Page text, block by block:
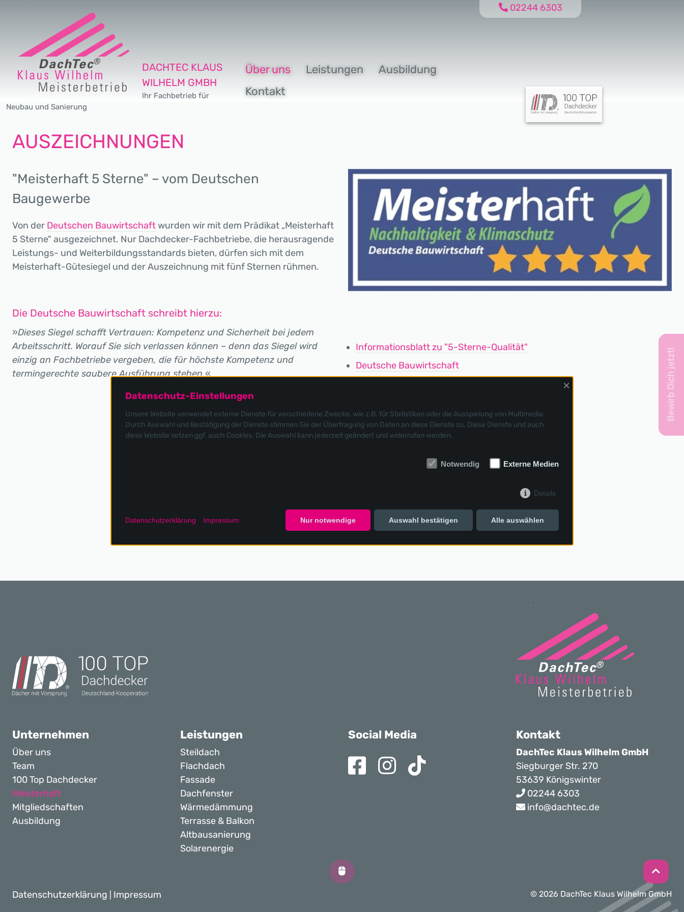
DACHTEC KLAUS
WILHELM GMBH
Ihr Fachbetrieb für
Neubau und Sanierung
02244 6303
Über uns Leistungen
Ausbildung
Kontakt
AUSZEICHNUNGEN
"Meisterhaft 5 Sterne" – vom Deutschen
Baugewerbe
Von der Deutschen Bauwirtschaftwurden wir mit dem Prädikat „Meisterhaft
5 Sterne" ausgezeichnet. Nur Dachdecker-Fachbetriebe, die herausragende
Leistungs- und Weiterbildungsstandards bieten, dürfen sich mit dem
Meisterhaft-Gütesiegel und der Auszeichnung mit fünf Sternen rühmen.
Die Deutsche Bauwirtschaft schreibt hierzu:
»Dieses Siegel schafft Vertrauen: Kompetenz und Sicherheit bei jedem
Arbeitsschritt. Worauf Sie sich verlassen können – denn das Siegel wird
einzig an Fachbetriebe vergeben, die für höchste Kompetenz und
termingerechte saubere Ausführung stehen.«
Informationsblatt zu "5-Sterne-Qualität"
Deutsche Bauwirtschaft
Bewirb Dich jetzt!
Unternehmen
Über uns
Team
100 Top Dachdecker
Meisterhaft
Mitgliedschaften
Ausbildung
Leistungen
Steildach
Flachdach
Fassade
Dachfenster
Wärmedämmung
Terrasse & Balkon
Altbausanierung
Solarenergie
Social Media Kontakt
DachTec Klaus Wilhelm GmbH
Siegburger Str. 270
53639 Königswinter
02244 6303
info@dachtec.de
Datenschutzerklärung Impressum © 2026 DachTec Klaus Wilhelm GmbH
Datenschutz-Einstellungen
×
Unsere Website verwendet externe Dienste für verschiedene Zwecke, wie z.B. für Statistiken oder die Ausspielung von Multimedia.
Durch Auswahl und Bestätigung der Dienste stimmen Sie der Übertragung von Daten an diese Dienste zu. Diese Dienste und auch
diese Website setzen ggf. auch Cookies. Die Auswahl kann jederzeit geändert und widerrufen werden.
Notwendig Externe Medien
Details
Nur notwendige Auswahl bestätigen Alle auswählen
Datenschutzerklärung Impressum